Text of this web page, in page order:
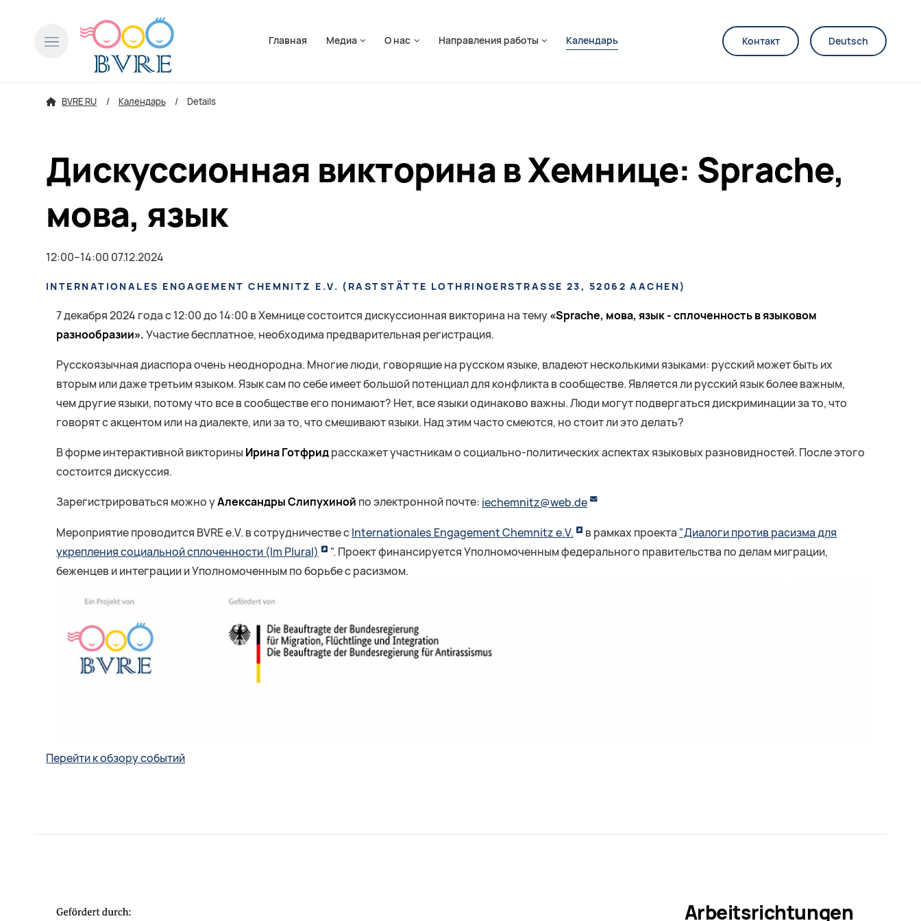
Главная
Медиа О нас Направления работы Календарь Контакт Deutsch
BVRE RU Календарь Details
Дискуссионная викторина в Хемнице: Sprache,
мова, язык
12:00–14:00 07.12.2024
INTERNATIONALES ENGAGEMENT CHEMNITZ E.V. ( RASTSTÄTTE LOTHRINGERSTRASSE 23, 52062 AACHEN )
7 декабря 2024 года с 12:00 до 14:00 в Хемнице состоится дискуссионная викторина на тему«Sprache, мова, язык - сплоченность в языковом
разнообразии».Участие бесплатное, необходима предварительная регистрация.
Русскоязычная диаспора очень неоднородна. Многие люди, говорящие на русском языке, владеют несколькими языками: русский может быть их
вторым или даже третьим языком. Язык сам по себе имеет большой потенциал для конфликта в сообществе. Является ли русский язык более важным,
чем другие языки, потому что все в сообществе его понимают? Нет, все языки одинаково важны. Люди могут подвергаться дискриминации за то, что
говорят с акцентом или на диалекте, или за то, что смешивают языки. Над этим часто смеются, но стоит ли это делать?
В форме интерактивной викторины Ирина Готфридрасскажет участникам о социально-политических аспектах языковых разновидностей. После этого
состоится дискуссия.
Зарегистрироваться можно уАлександры Слипухиной по электронной почте: iechemnitz@web.de
Мероприятие проводится BVRE e.V. в сотрудничестве сInternationales Engagement Chemnitz e.V. в рамках проекта "Диалоги против расизма для
укрепления социальной сплоченности (Im Plural)
". Проект финансируется Уполномоченным федерального правительства по делам миграции,
беженцев и интеграции и Уполномоченным по борьбе с расизмом.
Перейти к обзору событий
Arbeitsrichtungen